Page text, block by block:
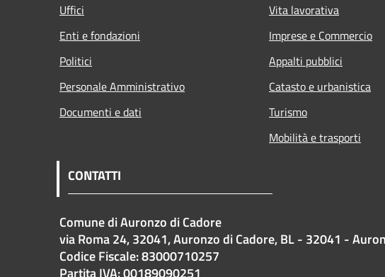
Uffici
Enti e fondazioni
Politici
Personale Amministrativo
Documenti e dati
Vita lavorativa
Imprese e Commercio
Appalti pubblici
Catasto e urbanistica
Turismo
Mobilità e trasporti
CONTATTI
Comune di Auronzo di Cadore
via Roma 24, 32041, Auronzo di Cadore, BL - 32041 -
Codice Fiscale: 83000710257